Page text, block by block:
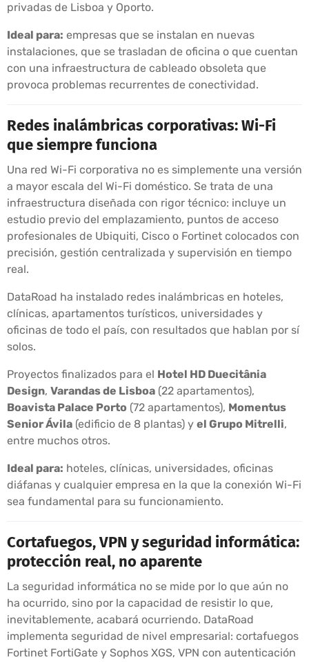
privadas de Lisboa y Oporto.
Ideal para: empresas que se instalan en nuevas
instalaciones, que se trasladan de oficina o que cuentan
con una infraestructura de cableado obsoleta que
provoca problemas recurrentes de conectividad.
Redes inalámbricas corporativas: Wi-Fi
que siempre funciona
Una red Wi-Fi corporativa no es simplemente una versión
a mayor escala del Wi-Fi doméstico. Se trata de una
infraestructura diseñada con rigor técnico: incluye un
estudio previo del emplazamiento, puntos de acceso
profesionales de Ubiquiti, Cisco o Fortinet colocados con
precisión, gestión centralizada y supervisión en tiempo
real.
DataRoad ha instalado redes inalámbricas en hoteles,
clínicas, apartamentos turísticos, universidades y
oficinas de todo el país, con resultados que hablan por sí
solos.
Proyectos finalizados para el Hotel HD Duecitânia
Design, Varandas de Lisboa (22 apartamentos),
Boavista Palace Porto (72 apartamentos), Momentus
Senior Ávila (edificio de 8 plantas) y el Grupo Mitrelli,
entre muchos otros.
Ideal para: hoteles, clínicas, universidades, oficinas
diáfanas y cualquier empresa en la que la conexión Wi-Fi
sea fundamental para su funcionamiento.
Cortafuegos, VPN y seguridad informática:
protección real, no aparente
La seguridad informática no se mide por lo que aún no
ha ocurrido, sino por la capacidad de resistir lo que,
inevitablemente, acabará ocurriendo. DataRoad
implementa seguridad de nivel empresarial: cortafuegos
Fortinet FortiGate y Sophos XGS, VPN con autenticación